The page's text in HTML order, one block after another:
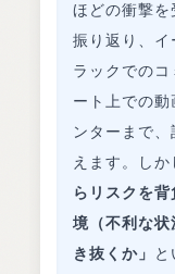
ほどの衝撃
振り返り、イ
ラックでのコ
ート上での動
ンターまで
えます。し
らリスクを
境（不利な
き抜くか」